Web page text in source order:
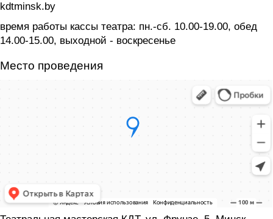
kdtminsk.by
время работы кассы театра: пн.-сб. 10.00-19.00, обед
14.00-15.00, выходной - воскресенье
Место проведения